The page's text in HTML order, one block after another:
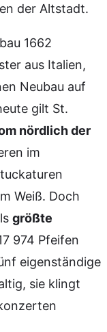
der Altstadt.
1662
aus Italien,
Neubau auf
gilt St.
nördlich der
im
Weiß. Doch
größte
974 Pfeifen
eigen­stän­di­ge
sie klingt